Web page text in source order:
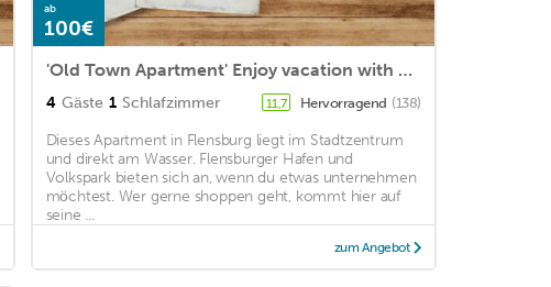
ab
100€
'Old Town Apartment' Enjoy vacation with old town flair!
4 Gäste 1 Schlafzimmer 11,7 Hervorragend (138)
Dieses Apartment in Flensburg liegt im Stadtzentrum
und direkt am Wasser. Flensburger Hafen und
Volkspark bieten sich an, wenn du etwas unternehmen
möchtest. Wer gerne shoppen geht, kommt hier auf
seine ...
zum Angebot